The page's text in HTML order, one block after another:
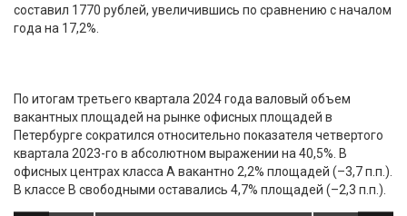
составил 1770 рублей, увеличившись по сравнению с началом
года на 17,2%.
По итогам третьего квартала 2024 года валовый объем
вакантных площадей на рынке офисных площадей в
Петербурге сократился относительно показателя четвертого
квартала 2023-го в абсолютном выражении на 40,5%. В
офисных центрах класса А вакантно 2,2% площадей (–3,7 п.п.).
В классе В свободными оставались 4,7% площадей (–2,3 п.п.).